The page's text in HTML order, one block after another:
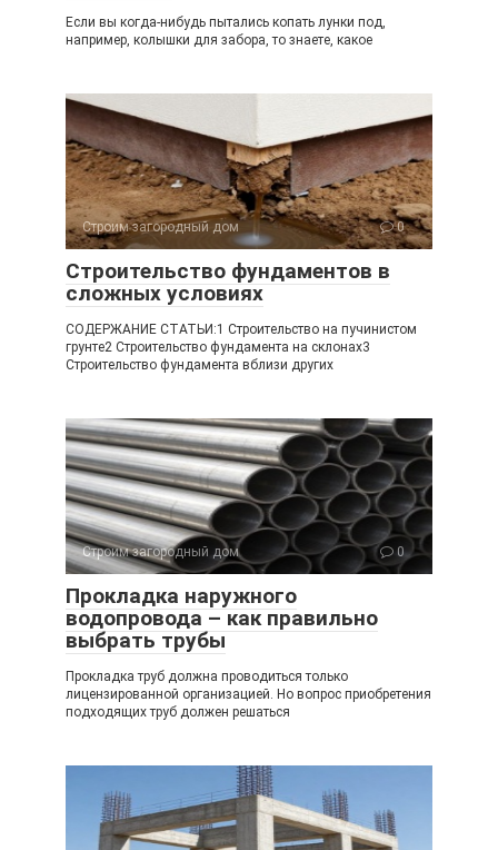
Если вы когда-нибудь пытались копать лунки под,
например, колышки для забора, то знаете, какое
Строим загородный дом 0
Строительство фундаментов в
сложных условиях
СОДЕРЖАНИЕ СТАТЬИ:1 Строительство на пучинистом
грунте2 Строительство фундамента на склонах3
Строительство фундамента вблизи других
Строим загородный дом 0
Прокладка наружного
водопровода – как правильно
выбрать трубы
Прокладка труб должна проводиться только
лицензированной организацией. Но вопрос приобретения
подходящих труб должен решаться